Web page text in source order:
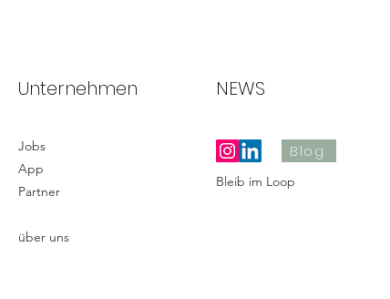
Unternehmen
Jobs
App
Partner
NEWS
Blog
Bleib im Loop
über uns